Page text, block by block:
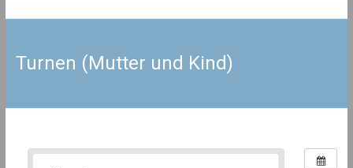
Turnen (Mutter und Kind)